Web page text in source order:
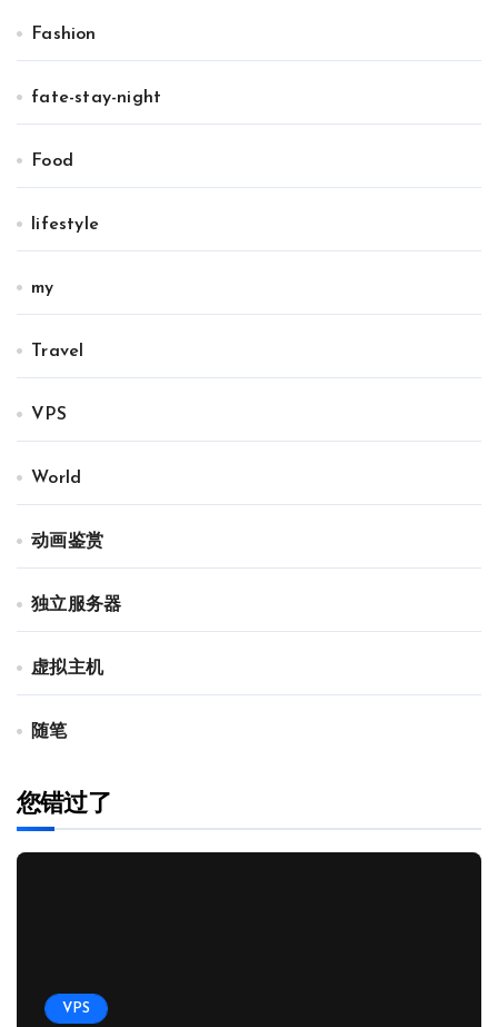
Fashion
fate-stay-night
Food
lifestyle
my
Travel
VPS
World
动画鉴赏
独立服务器
虚拟主机
随笔
您错过了
VPS